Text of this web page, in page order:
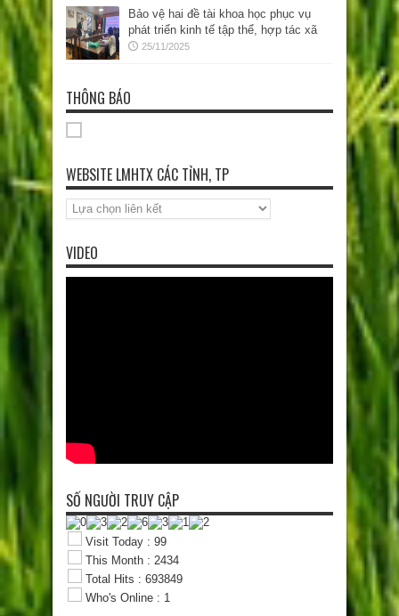
Bảo vệ hai đề tài khoa học phục vụ
phát triển kinh tế tập thể, hợp tác xã
25/11/2025
THÔNG BÁO
WEBSITE LMHTX CÁC TỈNH, TP
VIDEO
SỐ NGƯỜI TRUY CẬP
Visit Today : 99
This Month : 2434
Total Hits : 693849
Who's Online : 1